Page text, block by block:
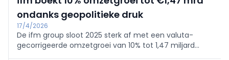
ondanks geopolitieke druk
17/4/2026
De ifm group sloot 2025 sterk af met een valuta-
gecorrigeerde omzetgroei van 10% tot 1,47 miljard